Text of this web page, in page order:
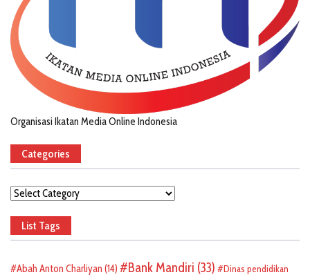
Organisasi Ikatan Media Online Indonesia
Categories
Categories
List Tags
Abah Anton Charliyan (14) Bank Mandiri (33)
Dinas pendidikan